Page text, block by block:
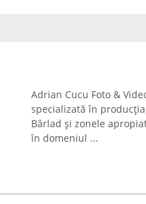
Adrian Cucu Foto &
specializată în
Bârlad și zonele
în domeniul ...